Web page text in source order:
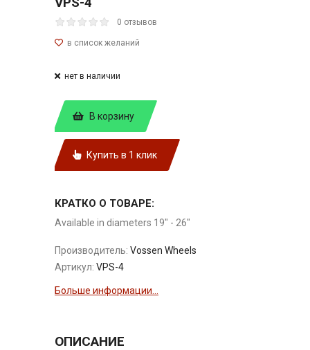
0 отзывов
нет в наличии
В корзину
Купить в 1 клик
КРАТКО О ТОВАРЕ:
Available in diameters 19" - 26"
Производитель: Vossen Wheels
Артикул: VPS-4
Больше информации...
ОПИСАНИЕ